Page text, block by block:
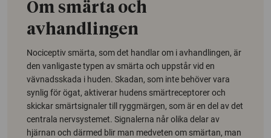
Om smärta och
avhandlingen
Nociceptiv smärta, som det handlar om i avhandlingen, är
den vanligaste typen av smärta och uppstår vid en
vävnadsskada i huden. Skadan, som inte behöver vara
synlig för ögat, aktiverar hudens smärtreceptorer och
skickar smärtsignaler till ryggmärgen, som är en del av det
centrala nervsystemet. Signalerna når olika delar av
hjärnan och därmed blir man medveten om smärtan, man